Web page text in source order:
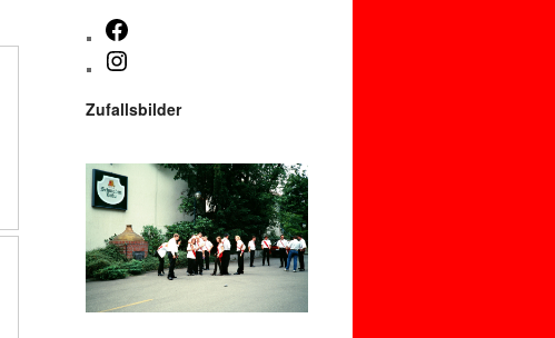
Zufallsbilder